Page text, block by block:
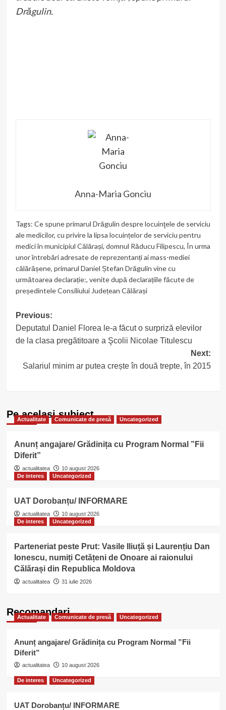
Drăgulin.
Anna-Maria Gonciu
Tags: Ce spune primarul Drăgulin despre locuinţele de serviciu
ale medicilor, cu privire la lipsa locuințelor de serviciu pentru
medici în municipiul Călărași, domnul Răducu Filipescu, În urma
unor întrebări adresate de reprezentanți ai mass-mediei
călărășene, primarul Daniel Ștefan Drăgulin vine cu
următoarea declarație:, venite după declarațiile făcute de
președintele Consiliului Județean Călărași
Post
navigation
Previous:
Deputatul Daniel Florea le-a făcut o surpriză elevilor
de la clasa pregătitoare a Şcolii Nicolae Titulescu
Next:
Salariul minim ar putea crește în două trepte, în 2015
Pe acelasi subiect
Actualitate Comunicate de presă Uncategorized
Anunț angajare/ Grădinița cu Program Normal ”Fii
Diferit”
actualitatea
10 august 2026
De interes
Uncategorized
UAT Dorobanțu/ INFORMARE
actualitatea
10 august 2026
De interes
Uncategorized
Parteneriat peste Prut: Vasile Iliuță și Laurențiu Dan
Ionescu, numiți Cetățeni de Onoare ai raionului
Călărași din Republica Moldova
actualitatea 31 iulie 2026
Recomandari
Actualitate Comunicate de presă Uncategorized
Anunț angajare/ Grădinița cu Program Normal ”Fii
Diferit”
actualitatea 10 august 2026
De interes Uncategorized
UAT Dorobanțu/ INFORMARE